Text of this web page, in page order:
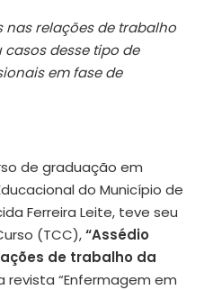
nas relações de trabalho
desse tipo de
em fase de
de graduação em
do Município de
Ferreira Leite, teve seu
(TCC),“Assédio
de trabalho da
revista “Enfermagem em